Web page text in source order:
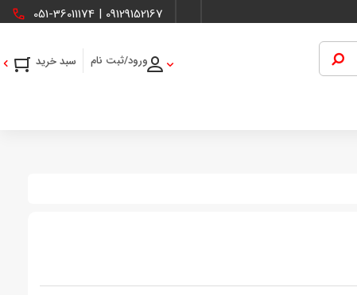
09129152167
|
051-36011174
ورود/ثبت نام